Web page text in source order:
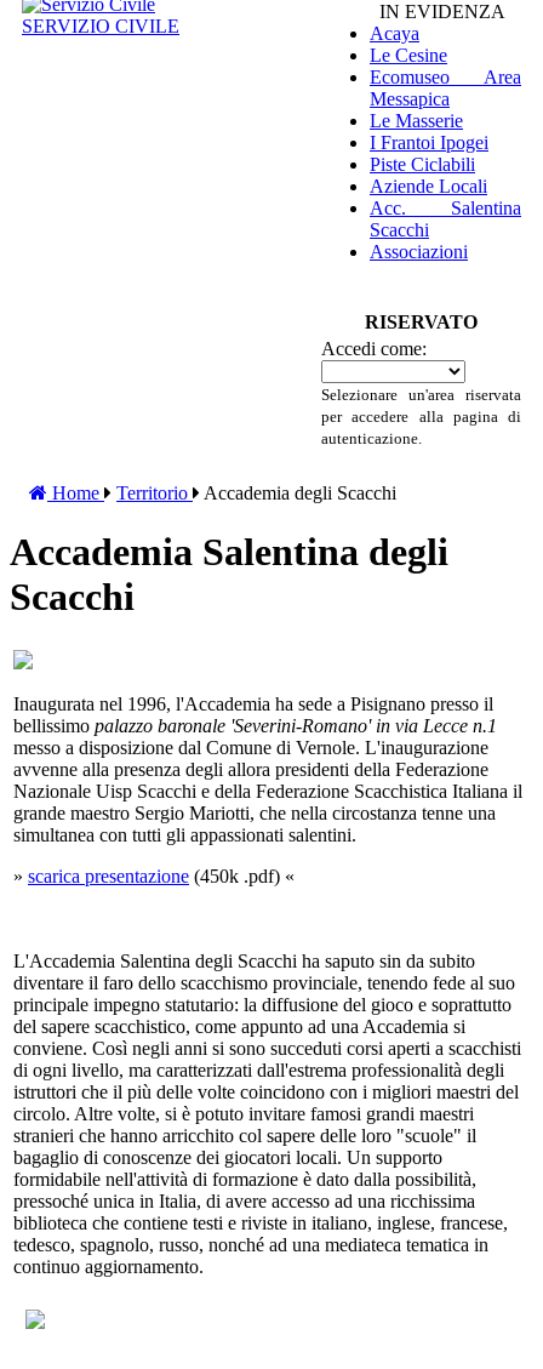
SERVIZIO CIVILE
IN EVIDENZA
Acaya
Le Cesine
Ecomuseo Area
Messapica
Le Masserie
I Frantoi Ipogei
Piste Ciclabili
Aziende Locali
Acc. Salentina
Scacchi
Associazioni
RISERVATO
Accedi come:
Selezionare un'area riservata
per accedere alla pagina di
autenticazione.
Home Territorio Accademia degli Scacchi
Accademia Salentina degli
Scacchi
Inaugurata nel 1996, l'Accademia ha sede a Pisignano presso il
bellissimo palazzo baronale 'Severini-Romano' in via Lecce n.1
messo a disposizione dal Comune di Vernole. L'inaugurazione
avvenne alla presenza degli allora presidenti della Federazione
Nazionale Uisp Scacchi e della Federazione Scacchistica Italiana il
grande maestro Sergio Mariotti, che nella circostanza tenne una
simultanea con tutti gli appassionati salentini.
» scarica presentazione (450k .pdf) «
L'Accademia Salentina degli Scacchi ha saputo sin da subito
diventare il faro dello scacchismo provinciale, tenendo fede al suo
principale impegno statutario: la diffusione del gioco e soprattutto
del sapere scacchistico, come appunto ad una Accademia si
conviene. Così negli anni si sono succeduti corsi aperti a scacchisti
di ogni livello, ma caratterizzati dall'estrema professionalità degli
istruttori che il più delle volte coincidono con i migliori maestri del
circolo. Altre volte, si è potuto invitare famosi grandi maestri
stranieri che hanno arricchito col sapere delle loro "scuole" il
bagaglio di conoscenze dei giocatori locali. Un supporto
formidabile nell'attività di formazione è dato dalla possibilità,
pressoché unica in Italia, di avere accesso ad una ricchissima
biblioteca che contiene testi e riviste in italiano, inglese, francese,
tedesco, spagnolo, russo, nonché ad una mediateca tematica in
continuo aggiornamento.